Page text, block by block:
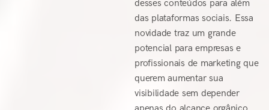
desses conteúdos para além
das plataformas sociais. Essa
novidade traz um grande
potencial para empresas e
profissionais de marketing que
querem aumentar sua
visibilidade sem depender